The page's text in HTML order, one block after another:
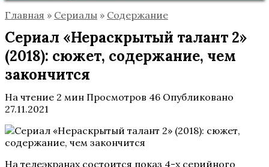
Главная » Сериалы » Содержание
Сериал «Нераскрытый талант 2»
(2018): сюжет, содержание, чем
закончится
На чтение 2 мин Просмотров 46 Опубликовано
27.11.2021
На телеэкранах состоится показ 4-х серийного